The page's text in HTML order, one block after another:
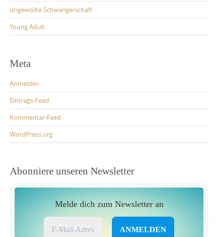
ungewollte Schwangerschaft
Young Adult
Meta
Anmelden
Eintrags-Feed
Kommentar-Feed
WordPress.org
Abonniere unseren Newsletter
Melde dich zum Newsletter an